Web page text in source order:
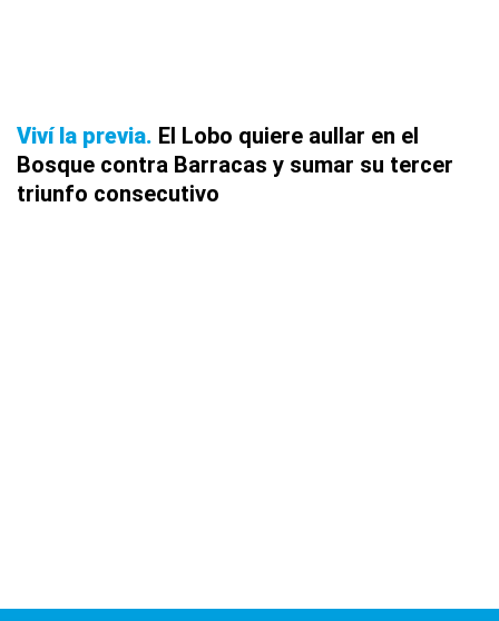
Viví la previa El Lobo quiere aullar en el
Bosque contra Barracas y sumar su tercer
triunfo consecutivo